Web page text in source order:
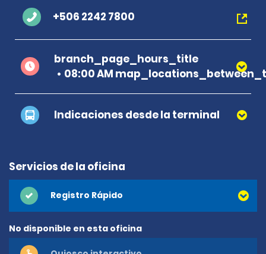
+506 2242 7800
branch_page_hours_title
08:00 AM
Indicaciones desde la terminal
Servicios de la oficina
Registro Rápido
No disponible en esta oficina